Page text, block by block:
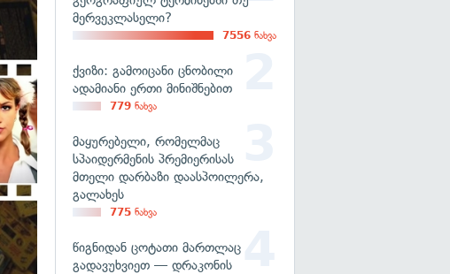
მერვეკლასელი?
7556 ნახვა
ქვიზი: გამოიცანი ცნობილი
ადამიანი ერთი მინიშნებით
779 ნახვა
მაყურებელი, რომელმაც
სპაიდერმენის პრემიერისას
მთელი დარბაზი დაასპოილერა,
გალახეს
775 ნახვა
წიგნიდან ცოტათი მართლაც
გადავუხვიეთ — დრაკონის